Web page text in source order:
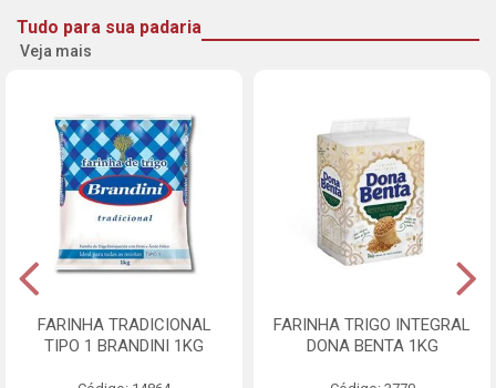
Tudo para sua padaria
Veja mais
FARINHA TRADICIONAL
TIPO 1 BRANDINI 1KG
FARINHA TRIGO INTEGRAL
DONA BENTA 1KG